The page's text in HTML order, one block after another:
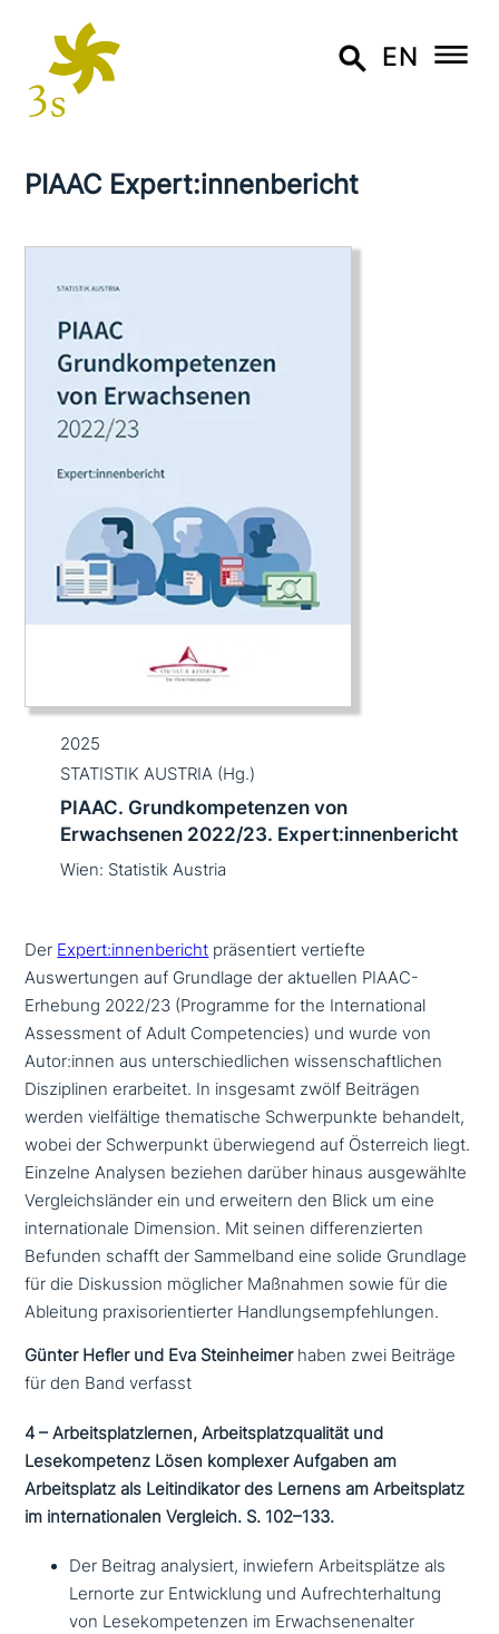
EN
PIAAC Expert:innenbericht
2025
STATISTIK AUSTRIA (Hg.)
PIAAC. Grundkompetenzen von
Erwachsenen 2022/23. Expert:innenbericht
Wien: Statistik Austria
Der Expert:innenbericht prä­sen­tiert vertiefte
Auswertungen auf Grundlage der aktuellen PIAAC-
Erhebung 2022/23 (Programme for the International
Assessment of Adult Competencies) und wurde von
Autor:innen aus unter­schied­li­chen wis­sen­schaft­li­chen
Disziplinen erar­bei­tet. In insgesamt zwölf Beiträgen
werden viel­fäl­ti­ge the­ma­ti­sche Schwerpunkte behandelt,
wobei der Schwerpunkt über­wie­gend auf Österreich liegt.
Einzelne Analysen beziehen darüber hinaus aus­ge­wähl­te
Vergleichsländer ein und erweitern den Blick um eine
inter­na­tio­na­le Dimension. Mit seinen dif­fe­ren­zier­ten
Befunden schafft der Sammelband eine solide Grundlage
für die Diskussion möglicher Maßnahmen sowie für die
Ableitung pra­xis­ori­en­tier­ter Handlungsempfehlungen.
Günter Hefler und Eva Steinheimerhaben zwei Beiträge
für den Band verfasst
4 – Arbeitsplatzlernen, Arbeitsplatzqualität und
Lesekompetenz Lösen komplexer Aufgaben am
Arbeitsplatz als Leitindikator des Lernens am Arbeitsplatz
im inter­na­tio­na­len Vergleich. S. 102–133.
Der Beitrag ana­ly­siert, inwiefern Arbeitsplätze als
Lernorte zur Entwicklung und Aufrechterhaltung
von Lesekompetenzen im Erwachsenenalter